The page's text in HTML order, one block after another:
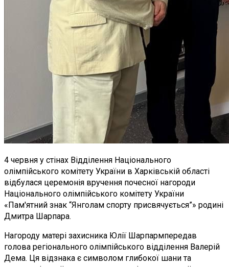
4 червня у стінах Відділення Національного
олімпійського комітету України в Харківській області
відбулася церемонія вручення почесної нагороди
Національного олімпійського комітету України
«Пам'ятний знак “Янголам спорту присвячується”» родині
Дмитра Шарпара.
Нагороду матері захисника Юлії Шарпармпередав
голова регіонального олімпійського відділення Валерій
Дема. Ця відзнака є символом глибокої шани та